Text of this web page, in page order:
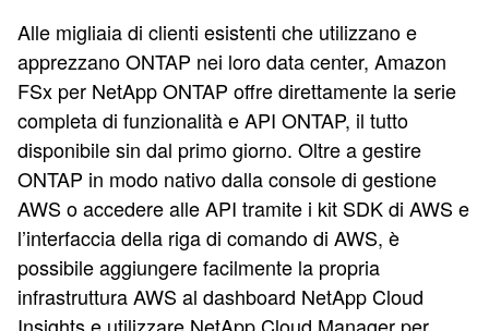
Alle migliaia di clienti esistenti che utilizzano e
apprezzano ONTAP nei loro data center, Amazon
FSx per NetApp ONTAP offre direttamente la serie
completa di funzionalità e API ONTAP, il tutto
disponibile sin dal primo giorno. Oltre a gestire
ONTAP in modo nativo dalla console di gestione
AWS o accedere alle API tramite i kit SDK di AWS e
l’interfaccia della riga di comando di AWS, è
possibile aggiungere facilmente la propria
infrastruttura AWS al dashboard NetApp Cloud